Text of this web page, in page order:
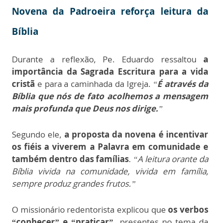
Novena da Padroeira reforça leitura da
Bíblia
Durante a reflexão, Pe. Eduardo ressaltou a
importância da Sagrada Escritura para a vida
cristã e para a caminhada da Igreja. “É através da
Bíblia que nós de fato acolhemos a mensagem
mais profunda que Deus nos dirige.”
Segundo ele, a proposta da novena é incentivar
os fiéis a viverem a Palavra em comunidade e
também dentro das famílias. “A leitura orante da
Bíblia vivida na comunidade, vivida em família,
sempre produz grandes frutos.”
O missionário redentorista explicou queos verbos